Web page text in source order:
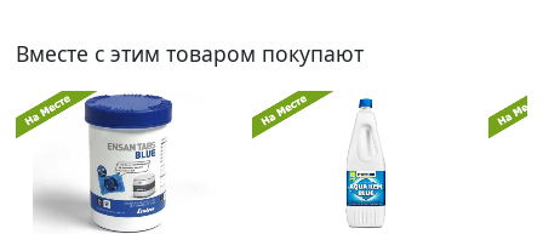
Вместе с этим товаром покупают